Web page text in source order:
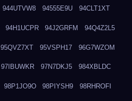
944UTVW8 94555E9U 94CLT1XT
94H1UCPR 94J2GRFM 94Q4Z2L5
95QVZ7XT 95VSPH17 96G7WZOM
97IBUWKR 97N7DKJ5 984XBLDC
98P1JO9O 98PIYSH9 98RHROFI